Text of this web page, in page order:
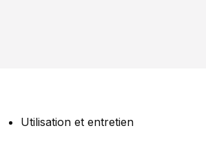
Utilisation et entretien